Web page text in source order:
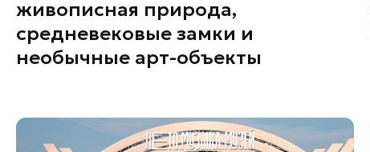
живописная природа,
средневековые замки и
необычные арт-объекты